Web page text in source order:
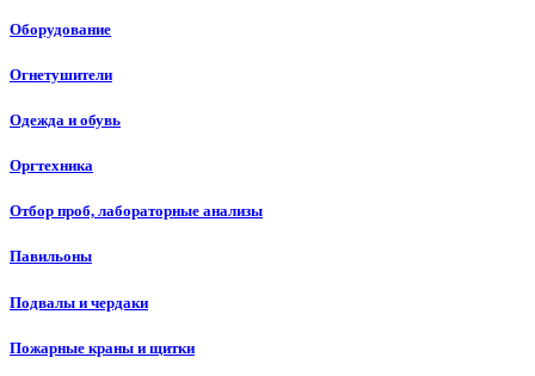
Оборудование
Огнетушители
Одежда и обувь
Оргтехника
Отбор проб, лабораторные анализы
Павильоны
Подвалы и чердаки
Пожарные краны и щитки